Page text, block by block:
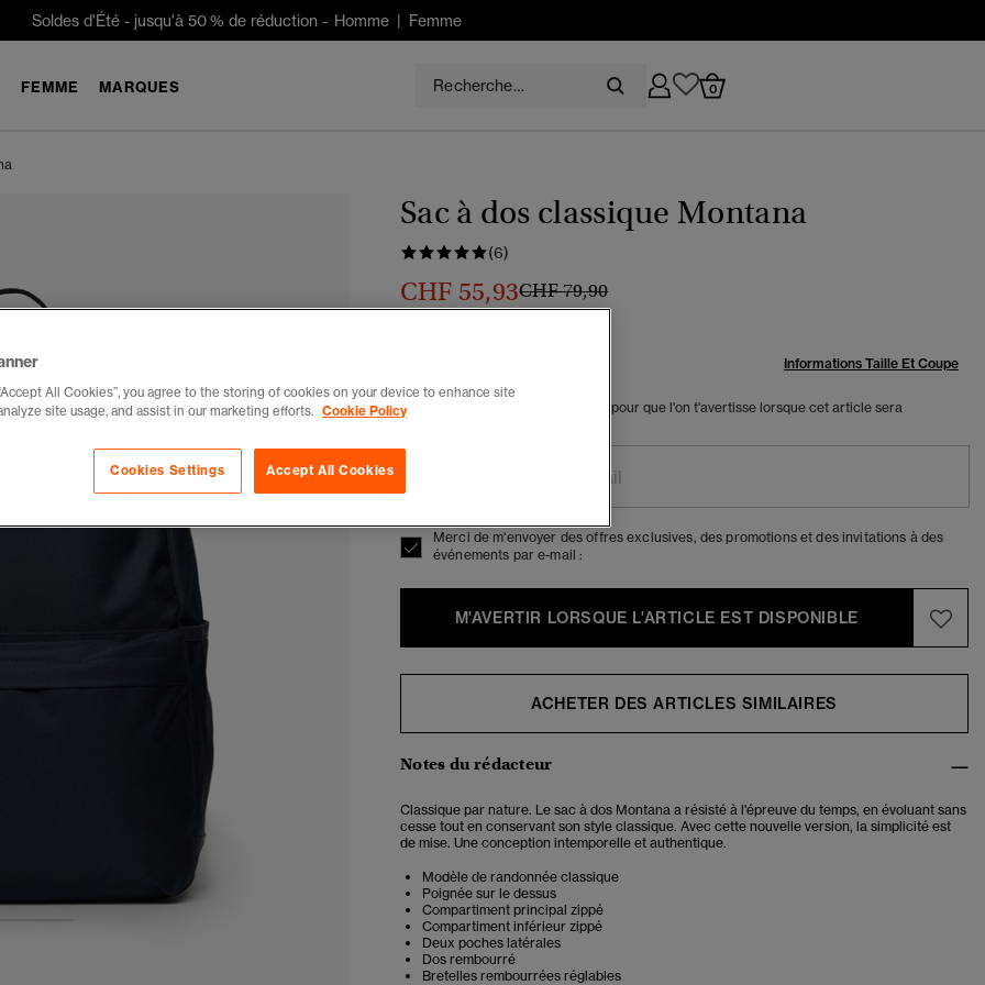
Soldes d'Été -jusqu'à 50 % de réduction - Homme| Femme
FEMME MARQUES 0
Sac à dos classique Montana
(6)
CHF 55,93Prix réduit de
CHF 79,90à
Informations Taille Et Coupe
Merci de saisir ton adresse e-mail pour que l'on t'avertisse lorsque cet article sera
Merci de m'envoyer des offres exclusives, des promotions et des invitations à des
événements par e-mail :
M'AVERTIR LORSQUE L'ARTICLE EST DISPONIBLE
ACHETER DES ARTICLES SIMILAIRES
Notes du rédacteur
Classique par nature. Le sac à dos Montana a résisté à l'épreuve du temps, en évoluant sans
cesse tout en conservant son style classique. Avec cette nouvelle version, la simplicité est
de mise. Une conception intemporelle et authentique.
Modèle de randonnée classique
Poignée sur le dessus
Compartiment principal zippé
Compartiment inférieur zippé
Deux poches latérales
Dos rembourré
Bretelles rembourrées réglables
All Cookies”, you agree to the storing of cookies on your device to enhance site
site usage, and assist in our marketing efforts. Cookie Policy
Accept All Cookies
Cookies Settings